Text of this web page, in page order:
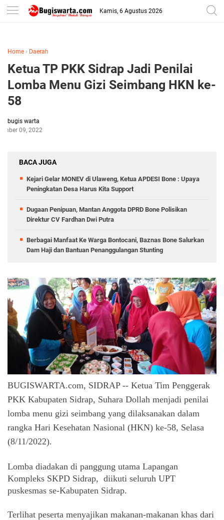
-->
Kamis, 6 Agustus 2026
Home › Daerah
Ketua TP PKK Sidrap Jadi Penilai
Lomba Menu Gizi Seimbang HKN ke-
58
bugis warta
09, 2022
BACA JUGA
Kejari Gelar MONEV di Ulaweng, Ketua APDESI Bone : Upaya
Peningkatan Desa Harus Kita Support
Dugaan Penipuan, Mantan Anggota DPRD Bone Polisikan
Direktur CV Fardhan Dwi Putra
Berbagai Manfaat Ke Warga Bontocani, Baznas Bone Salurkan
Dam Haji dan Bantuan Penanggulangan Stunting
BUGISWARTA.com, SIDRAP -- Ketua Tim Penggerak
PKK Kabupaten Sidrap, Suhara Dollah menjadi penilai
lomba menu gizi seimbang yang dilaksanakan dalam
rangka Hari Kesehatan Nasional (HKN) ke-58, Selasa
(8/11/2022).
Lomba diadakan di panggung utama Lapangan
Kompleks SKPD Sidrap,  diikuti seluruh UPT
puskesmas se-Kabupaten Sidrap.
Terlihat peserta menyajikan makanan-makanan khas dari